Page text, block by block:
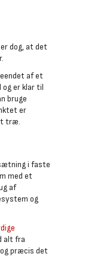
dog, at det
af et
er klar til
bruge
er
træ.
i faste
med et
af
og
alt fra
præcis det